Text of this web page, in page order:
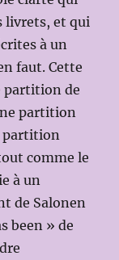
livrets, et qui
à un
faut. Cette
partition de
partition
partition
comme le
à un
de Salonen
been » de